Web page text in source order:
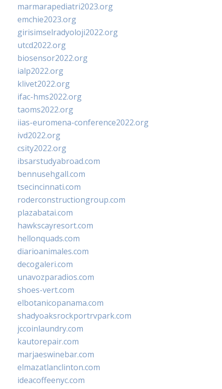
marmarapediatri2023.org
emchie2023.org
girisimselradyoloji2022.org
utcd2022.org
biosensor2022.org
ialp2022.org
klivet2022.org
ifac-hms2022.org
taoms2022.org
iias-euromena-conference2022.org
ivd2022.org
csity2022.org
ibsarstudyabroad.com
bennusehgall.com
tsecincinnati.com
roderconstructiongroup.com
plazabatai.com
hawkscayresort.com
hellonquads.com
diarioanimales.com
decogaleri.com
unavozparadios.com
shoes-vert.com
elbotanicopanama.com
shadyoaksrockportrvpark.com
jccoinlaundry.com
kautorepair.com
marjaeswinebar.com
elmazatlanclinton.com
ideacoffeenyc.com